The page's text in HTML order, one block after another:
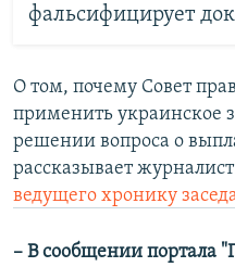
фальсифицирует
О том, почему Совет
применить украинское
решении вопроса о
рассказывает
ведущего хронику
– В сообщении портала